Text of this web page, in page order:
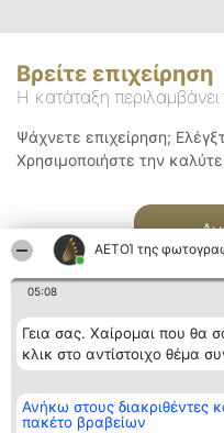
ΑΕΤΟΊ της
05:08
Γεια σας. Χαίρομαι που θα
κλικ στο αντίστοιχο θέμα
Ανήκω στους
πακέτο βραβείων
Βρείτε επιχείρηση
Η κατάταξη
Ψάχνετε επιχείρηση;
Χρησιμοποιήστε την
Διοργανωτής της
κατάταξης
BEAUTIFUL COMPANY